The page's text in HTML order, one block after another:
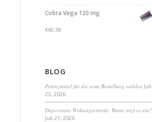
Cobra Vega 120 mg
€60.38
BLOG
Potenzmittel für die erste Bestellung wählen Juli
23, 2026
Dapoxetine Wirkungseintritt: Wann setzt es ein?
Juli 21, 2026